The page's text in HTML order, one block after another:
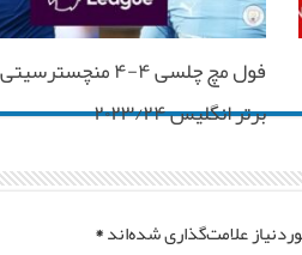
فول مچ چلسی ۴-۴
برتر انگلیس ۲۰۲۳/۲۴
علامت‌گذاری شده‌اند*